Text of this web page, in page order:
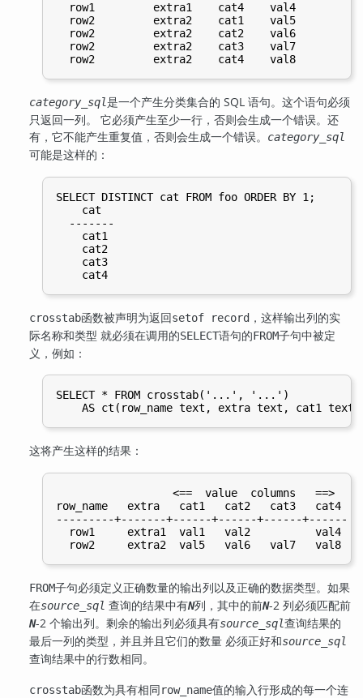
  row1         extra1    cat4    val4
  row2         extra2    cat1    val5
  row2         extra2    cat2    val6
  row2         extra2    cat3    val7
category_sql是一个产生分类集合的 SQL 语句。这个语句必须
只返回一列。 它必须产生至少一行，否则会生成一个错误。还
有，它不能产生重复值，否则会生成一个错误。
category_sql
可能是这样的：
SELECT DISTINCT cat FROM foo ORDER BY 1;
    cat
  -------
    cat1
    cat2
    cat3
crosstab函数被声明为返回setof record ，这样输出列的实
际名称和类型 就必须在调用的SELECT语句的FROM子句中被定
义，例如：
SELECT * FROM crosstab('...', '...')
这将产生这样的结果：
                  <==  value  columns   ==>
row_name   extra   cat1   cat2   cat3   cat4
---------+-------+------+------+------+------
  row1     extra1  val1   val2          val4
FROM子句必须定义正确数量的输出列以及正确的数据类型。如果
在source_sql 查询的结果中有N列，其中的前N-2 列必须匹配前
N-2 个输出列。剩余的输出列必须具有source_sql查询结果的
最后一列的类型，并且并且它们的数量 必须正好和source_sql
查询结果中的行数相同。
crosstab函数为具有相同row_name值的输入行形成的每一个连